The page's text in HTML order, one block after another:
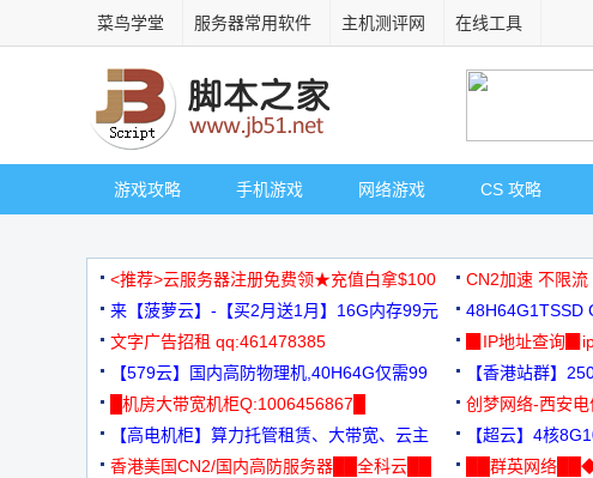
菜鸟学堂 服务器常用软件 主机测评网 在线工具
游戏攻略 手机游戏 网络游戏 CS 攻略
<推荐>云服务器注册免费领★充值白拿$100 CN2加速 不限流
来【菠萝云】-【买2月送1月】16G内存99元
48H64G1TSSD
3000+可免费测
文字广告招租 qq:461478385
▉IP地址查询
【579云】国内高防物理机,40H64G仅需99
元
【香港站群】
█机房大带宽机柜Q:1006456867█
创梦网络-西安
88元/月
【高电机柜】算力托管租赁、大带宽、云主
机
【超云】4核
香港美国CN2/国内高防服务器██全科云██
██群英网络